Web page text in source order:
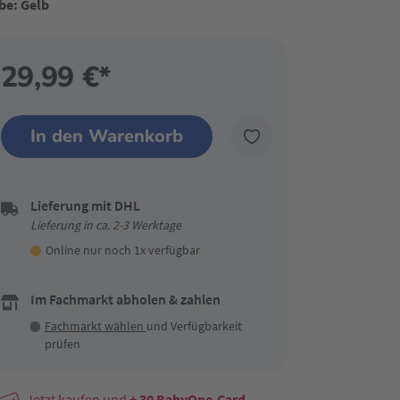
Gelb
29,99 €*
In den Warenkorb
Lieferung mit DHL
Lieferung in ca. 2-3 Werktage
Online nur noch 1x verfügbar
Im Fachmarkt abholen & zahlen
Fachmarkt wählen und Verfügbarkeit
prüfen